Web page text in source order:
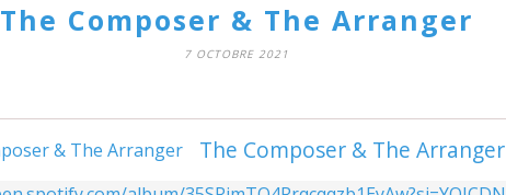
The Composer & The Arranger
7 OCTOBRE 2021
The Composer & The Arranger